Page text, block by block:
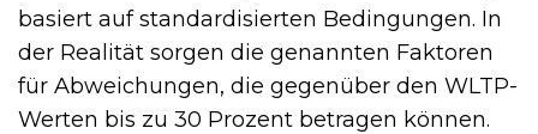
basiert auf standardisierten Bedingungen. In
der Realität sorgen die genannten Faktoren
für Abweichungen, die gegenüber den WLTP-
Werten bis zu 30 Prozent betragen können.